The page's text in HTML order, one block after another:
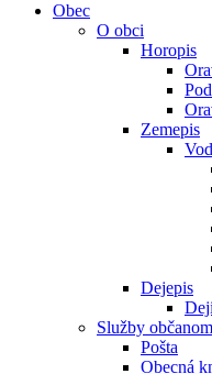
Obec
O obci
Horopis
Zemepis
Dejepis
Služby občanom
Pošta
Obecná